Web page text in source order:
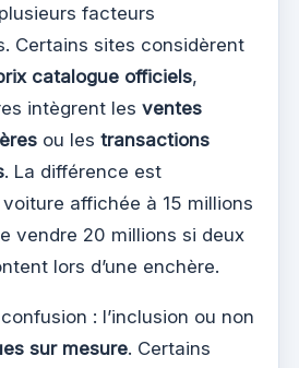
facteurs
Certains sites considèrent
catalogue officiels,
intègrent les ventes
ou les transactions
. La différence est
affichée à 15 millions
vendre 20 millions si deux
lors d’une enchère.
: l’inclusion ou non
sur mesure. Certains